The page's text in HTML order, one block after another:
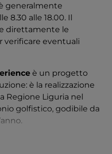
generalmente
8.30 alle 18.00. Il
direttamente le
verificare eventuali
è un progetto
è la realizzazione
Regione Liguria nel
golfistico, godibile da